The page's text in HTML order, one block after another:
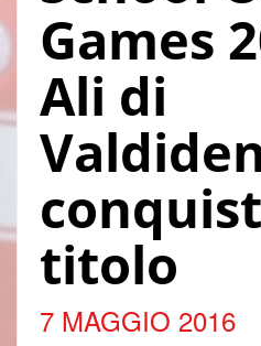
Games
Ali di
titolo
7 MAGGIO 2016